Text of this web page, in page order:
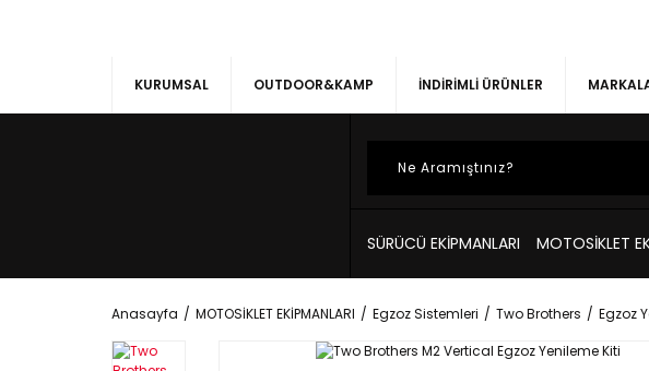
KURUMSAL OUTDOOR&KAMP İNDİRİMLİ ÜRÜNLER
SÜRÜCÜ EKİPMANLARI MOTOSİKLET
Anasayfa MOTOSİKLET EKİPMANLARI Egzoz Sistemleri Two Brothers Egzoz